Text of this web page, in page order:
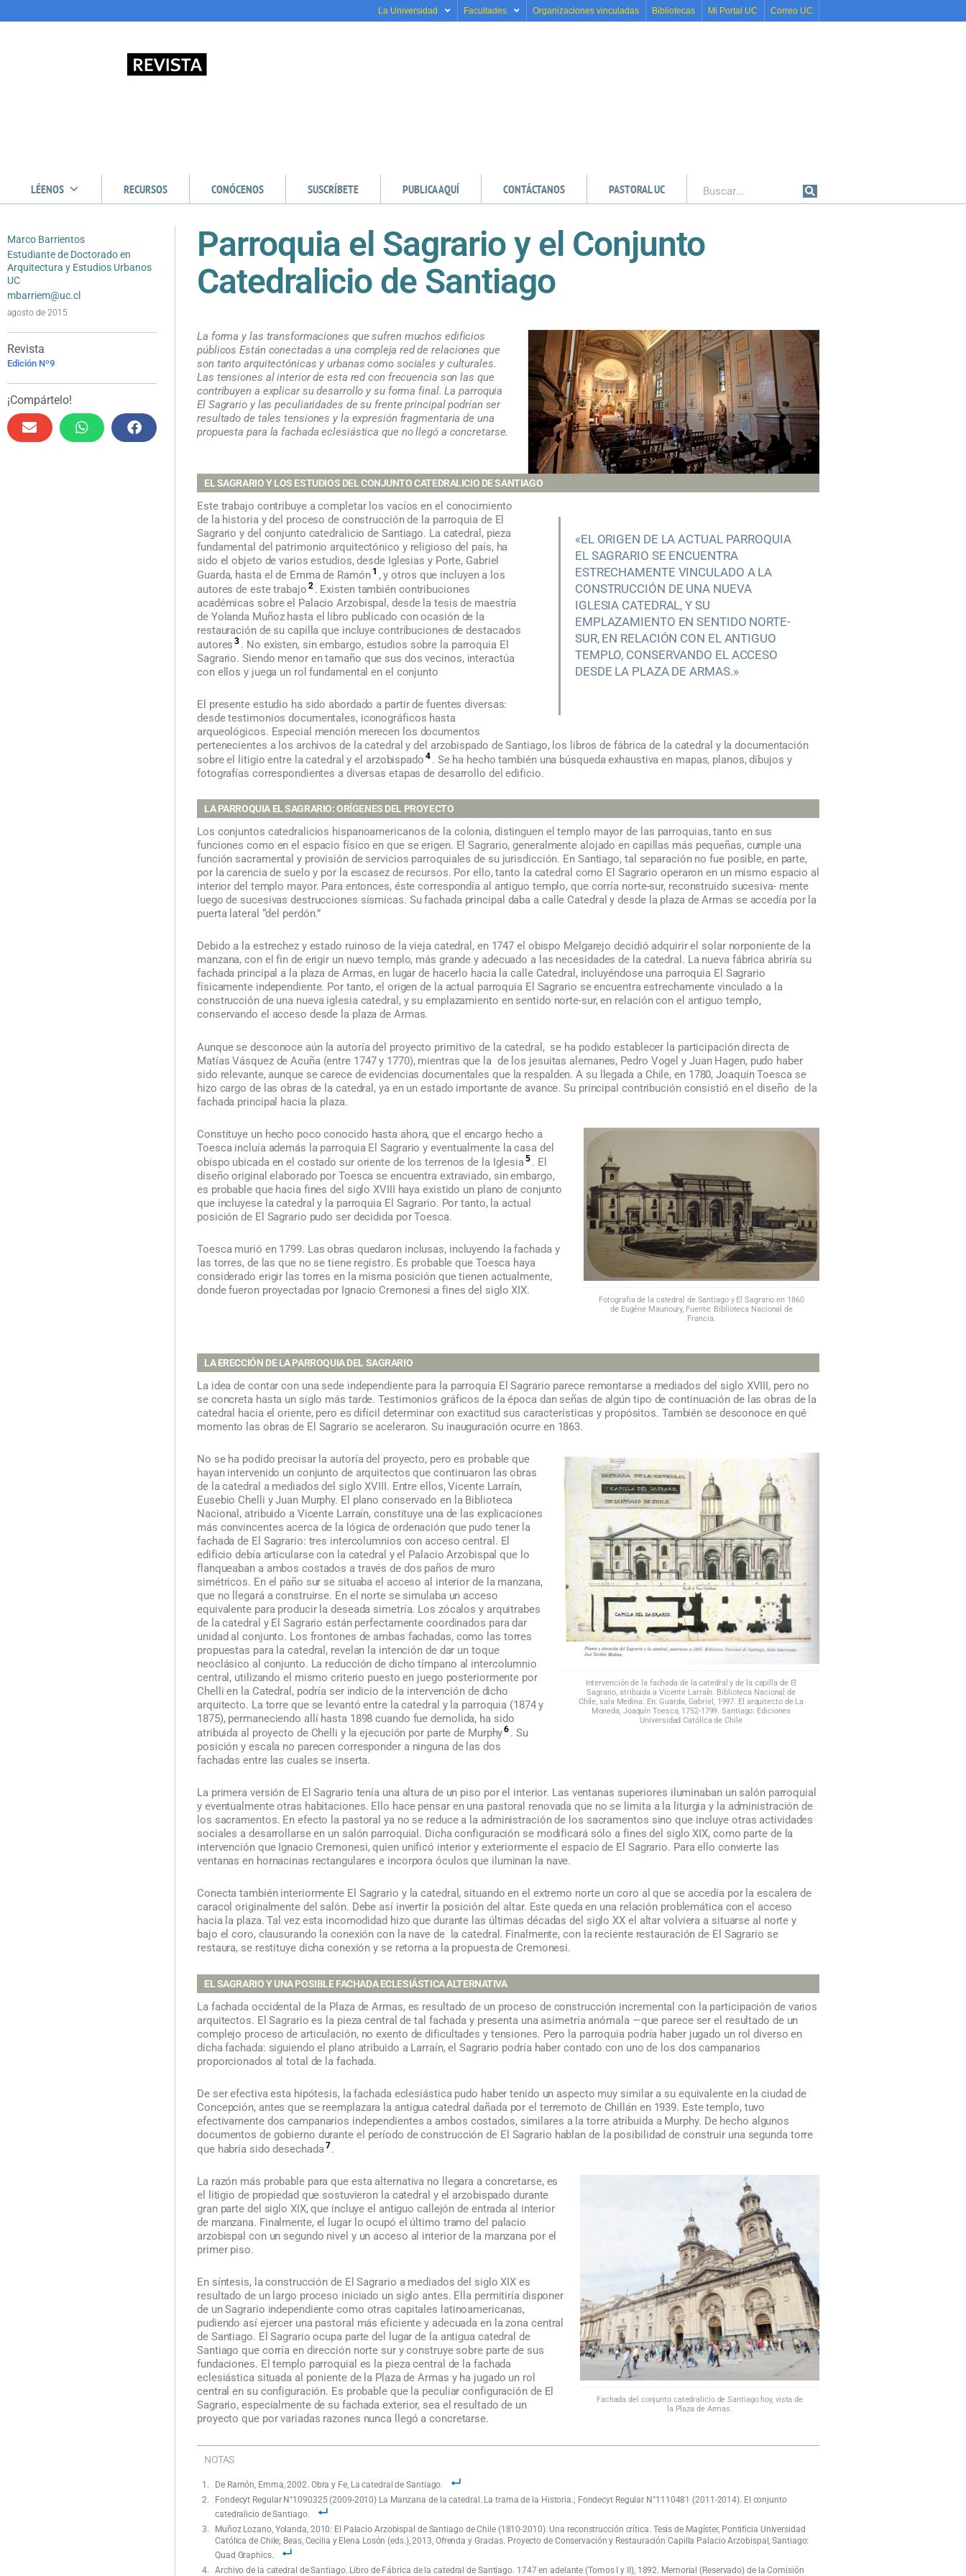
La Universidad Facultades Organizaciones vinculadas Bibliotecas Mi Portal UC Correo UC
LÉENOS RECURSOS CONÓCENOS SUSCRÍBETE PUBLICA AQUÍ CONTÁCTANOS PASTORAL UC Buscar
Marco Barrientos
Estudiante de Doctorado en
Arquitectura y Estudios Urbanos
UC
mbarriem@uc.cl
agosto de 2015
Revista
Edición Nº9
¡Compártelo!
Parroquia el Sagrario y el Conjunto
Catedralicio de Santiago
La forma y las transformaciones que sufren muchos edificios
públicos Están conectadas a una compleja red de relaciones que
son tanto arquitectónicas y urbanas como sociales y culturales.
Las tensiones al interior de esta red con frecuencia son las que
contribuyen a explicar su desarrollo y su forma final. La parroquia
El Sagrario y las peculiaridades de su frente principal podrían ser
resultado de tales tensiones y la expresión fragmentaria de una
propuesta para la fachada eclesiástica que no llegó a concretarse.
EL SAGRARIO Y LOS ESTUDIOS DEL CONJUNTO CATEDRALICIO DE SANTIAGO
«EL ORIGEN DE LA ACTUAL PARROQUIA
EL SAGRARIO SE ENCUENTRA
ESTRECHAMENTE VINCULADO A LA
CONSTRUCCIÓN DE UNA NUEVA
IGLESIA CATEDRAL, Y SU
EMPLAZAMIENTO EN SENTIDO NORTE-
SUR, EN RELACIÓN CON EL ANTIGUO
TEMPLO, CONSERVANDO EL ACCESO
DESDE LA PLAZA DE ARMAS.»
Este trabajo contribuye a completar los vacíos en el conocimiento
de la historia y del proceso de construcción de la parroquia de El
Sagrario y del conjunto catedralicio de Santiago. La catedral, pieza
fundamental del patrimonio arquitectónico y religioso del país, ha
sido el objeto de varios estudios, desde Iglesias y Porte, Gabriel
Guarda, hasta el de Emma de Ramón 1 , y otros que incluyen a los
autores de este trabajo 2 . Existen también contribuciones
académicas sobre el Palacio Arzobispal, desde la tesis de maestría
de Yolanda Muñoz hasta el libro publicado con ocasión de la
restauración de su capilla que incluye contribuciones de destacados
autores 3 . No existen, sin embargo, estudios sobre la parroquia El
Sagrario. Siendo menor en tamaño que sus dos vecinos, interactúa
con ellos y juega un rol fundamental en el conjunto
El presente estudio ha sido abordado a partir de fuentes diversas:
desde testimonios documentales, iconográficos hasta
arqueológicos. Especial mención merecen los documentos
pertenecientes a los archivos de la catedral y del arzobispado de Santiago, los libros de fábrica de la catedral y la documentación
sobre el litigio entre la catedral y el arzobispado 4 . Se ha hecho también una búsqueda exhaustiva en mapas, planos, dibujos y
fotografías correspondientes a diversas etapas de desarrollo del edificio.
LA PARROQUIA EL SAGRARIO: ORÍGENES DEL PROYECTO
Los conjuntos catedralicios hispanoamericanos de la colonia, distinguen el templo mayor de las parroquias, tanto en sus
funciones como en el espacio físico en que se erigen. El Sagrario, generalmente alojado en capillas más pequeñas, cumple una
función sacramental y provisión de servicios parroquiales de su jurisdicción. En Santiago, tal separación no fue posible, en parte,
por la carencia de suelo y por la escasez de recursos. Por ello, tanto la catedral como El Sagrario operaron en un mismo espacio al
interior del templo mayor. Para entonces, éste correspondía al antiguo templo, que corría norte-sur, reconstruido sucesiva- mente
luego de sucesivas destrucciones sísmicas. Su fachada principal daba a calle Catedral y desde la plaza de Armas se accedía por la
puerta lateral “del perdón.”
Debido a la estrechez y estado ruinoso de la vieja catedral, en 1747 el obispo Melgarejo decidió adquirir el solar norponiente de la
manzana, con el fin de erigir un nuevo templo, más grande y adecuado a las necesidades de la catedral. La nueva fábrica abriría su
fachada principal a la plaza de Armas, en lugar de hacerlo hacia la calle Catedral, incluyéndose una parroquia El Sagrario
físicamente independiente. Por tanto, el origen de la actual parroquia El Sagrario se encuentra estrechamente vinculado a la
construcción de una nueva iglesia catedral, y su emplazamiento en sentido norte-sur, en relación con el antiguo templo,
conservando el acceso desde la plaza de Armas.
Aunque se desconoce aún la autoría del proyecto primitivo de la catedral, se ha podido establecer la participación directa de
Matías Vásquez de Acuña (entre 1747 y 1770), mientras que la de los jesuitas alemanes, Pedro Vogel y Juan Hagen, pudo haber
sido relevante, aunque se carece de evidencias documentales que la respalden. A su llegada a Chile, en 1780, Joaquín Toesca se
hizo cargo de las obras de la catedral, ya en un estado importante de avance. Su principal contribución consistió en el diseño de la
fachada principal hacia la plaza.
Fotografia de la catedral de Santiago y El Sagrario en 1860
de Eugéne Maunoury, Fuente: Biblioteca Nacional de
Francia.
Constituye un hecho poco conocido hasta ahora, que el encargo hecho a
Toesca incluía además la parroquia El Sagrario y eventualmente la casa del
obispo ubicada en el costado sur oriente de los terrenos de la Iglesia5 . El
diseño original elaborado por Toesca se encuentra extraviado, sin embargo,
es probable que hacia fines del siglo XVIII haya existido un plano de conjunto
que incluyese la catedral y la parroquia El Sagrario. Por tanto, la actual
posición de El Sagrario pudo ser decidida por Toesca.
Toesca murió en 1799. Las obras quedaron inclusas, incluyendo la fachada y
las torres, de las que no se tiene registro. Es probable que Toesca haya
considerado erigir las torres en la misma posición que tienen actualmente,
donde fueron proyectadas por Ignacio Cremonesi a fines del siglo XIX.
LA ERECCIÓN DE LA PARROQUIA DEL SAGRARIO
La idea de contar con una sede independiente para la parroquia El Sagrario parece remontarse a mediados del siglo XVIII, pero no
se concreta hasta un siglo más tarde. Testimonios gráficos de la época dan señas de algún tipo de continuación de las obras de la
catedral hacia el oriente, pero es difícil determinar con exactitud sus características y propósitos. También se desconoce en qué
momento las obras de El Sagrario se aceleraron. Su inauguración ocurre en 1863.
Intervención de la fachada de la catedral y de la capilla de El
Sagrario, atribuida a Vicente Larraín. Biblioteca Nacional de
Chile, sala Medina. En: Guarda, Gabriel, 1997. El arquitecto de La
Moneda, Joaquín Toesca, 1752-1799. Santiago: Ediciones
Universidad Católica de Chile
No se ha podido precisar la autoría del proyecto, pero es probable que
hayan intervenido un conjunto de arquitectos que continuaron las obras
de la catedral a mediados del siglo XVIII. Entre ellos, Vicente Larraín,
Eusebio Chelli y Juan Murphy. El plano conservado en la Biblioteca
Nacional, atribuido a Vicente Larraín, constituye una de las explicaciones
más convincentes acerca de la lógica de ordenación que pudo tener la
fachada de El Sagrario: tres intercolumnios con acceso central. El
edificio debía articularse con la catedral y el Palacio Arzobispal que lo
flanqueaban a ambos costados a través de dos paños de muro
simétricos. En el paño sur se situaba el acceso al interior de la manzana,
que no llegará a construirse. En el norte se simulaba un acceso
equivalente para producir la deseada simetría. Los zócalos y arquitrabes
de la catedral y El Sagrario están perfectamente coordinados para dar
unidad al conjunto. Los frontones de ambas fachadas, como las torres
propuestas para la catedral, revelan la intención de dar un toque
neoclásico al conjunto. La reducción de dicho tímpano al intercolumnio
central, utilizando el mismo criterio puesto en juego posteriormente por
Chelli en la Catedral, podría ser indicio de la intervención de dicho
arquitecto. La torre que se levantó entre la catedral y la parroquia (1874 y
1875), permaneciendo allí hasta 1898 cuando fue demolida, ha sido
atribuida al proyecto de Chelli y la ejecución por parte de Murphy6 . Su
posición y escala no parecen corresponder a ninguna de las dos
fachadas entre las cuales se inserta.
La primera versión de El Sagrario tenía una altura de un piso por el interior. Las ventanas superiores iluminaban un salón parroquial
y eventualmente otras habitaciones. Ello hace pensar en una pastoral renovada que no se limita a la liturgia y la administración de
los sacramentos. En efecto la pastoral ya no se reduce a la administración de los sacramentos sino que incluye otras actividades
sociales a desarrollarse en un salón parroquial. Dicha configuración se modificará sólo a fines del siglo XIX, como parte de la
intervención que Ignacio Cremonesi, quien unificó interior y exteriormente el espacio de El Sagrario. Para ello convierte las
ventanas en hornacinas rectangulares e incorpora óculos que iluminan la nave.
Conecta también interiormente El Sagrario y la catedral, situando en el extremo norte un coro al que se accedía por la escalera de
caracol originalmente del salón. Debe así invertir la posición del altar. Este queda en una relación problemática con el acceso
hacia la plaza. Tal vez esta incomodidad hizo que durante las últimas décadas del siglo XX el altar volviera a situarse al norte y
bajo el coro, clausurando la conexión con la nave de la catedral. Finalmente, con la reciente restauración de El Sagrario se
restaura, se restituye dicha conexión y se retorna a la propuesta de Cremonesi.
EL SAGRARIO Y UNA POSIBLE FACHADA ECLESIÁSTICA ALTERNATIVA
La fachada occidental de la Plaza de Armas, es resultado de un proceso de construcción incremental con la participación de varios
arquitectos. El Sagrario es la pieza central de tal fachada y presenta una asimetría anómala —que parece ser el resultado de un
complejo proceso de articulación, no exento de dificultades y tensiones. Pero la parroquia podría haber jugado un rol diverso en
dicha fachada: siguiendo el plano atribuido a Larraín, el Sagrario podría haber contado con uno de los dos campanarios
proporcionados al total de la fachada.
De ser efectiva esta hipótesis, la fachada eclesiástica pudo haber tenido un aspecto muy similar a su equivalente en la ciudad de
Concepción, antes que se reemplazara la antigua catedral dañada por el terremoto de Chillán en 1939. Este templo, tuvo
efectivamente dos campanarios independientes a ambos costados, similares a la torre atribuida a Murphy. De hecho algunos
documentos de gobierno durante el período de construcción de El Sagrario hablan de la posibilidad de construir una segunda torre
que habría sido desechada7.
Fachada del conjunto catedralicio de Santiago hoy, vista de
la Plaza de Armas.
La razón más probable para que esta alternativa no llegara a concretarse, es
el litigio de propiedad que sostuvieron la catedral y el arzobispado durante
gran parte del siglo XIX, que incluye el antiguo callejón de entrada al interior
de manzana. Finalmente, el lugar lo ocupó el último tramo del palacio
arzobispal con un segundo nivel y un acceso al interior de la manzana por el
primer piso.
En síntesis, la construcción de El Sagrario a mediados del siglo XIX es
resultado de un largo proceso iniciado un siglo antes. Ella permitiría disponer
de un Sagrario independiente como otras capitales latinoamericanas,
pudiendo así ejercer una pastoral más eficiente y adecuada en la zona central
de Santiago. El Sagrario ocupa parte del lugar de la antigua catedral de
Santiago que corría en dirección norte sur y construye sobre parte de sus
fundaciones. El templo parroquial es la pieza central de la fachada
eclesiástica situada al poniente de la Plaza de Armas y ha jugado un rol
central en su configuración. Es probable que la peculiar configuración de El
Sagrario, especialmente de su fachada exterior, sea el resultado de un
proyecto que por variadas razones nunca llegó a concretarse.
NOTAS
De Ramón, Emma, 2002. Obra y Fe, La catedral de Santiago.
Fondecyt Regular N°1090325 (2009-2010) La Manzana de la catedral. La trama de la Historia.; Fondecyt Regular N°1110481 (2011-2014). El conjunto
catedralicio de Santiago.
Muñoz Lozano, Yolanda, 2010: El Palacio Arzobispal de Santiago de Chile (1810-2010). Una reconstrucción crítica. Tesis de Magíster, Pontificia Universidad
Católica de Chile; Beas, Cecilia y Elena Losón (eds.), 2013, Ofrenda y Gracias. Proyecto de Conservación y Restauración Capilla Palacio Arzobispal, Santiago:
Quad Graphics.
Archivo de la catedral de Santiago. Libro de Fábrica de la catedral de Santiago. 1747 en adelante (Tomos I y II), 1892. Memorial (Reservado) de la Comisión